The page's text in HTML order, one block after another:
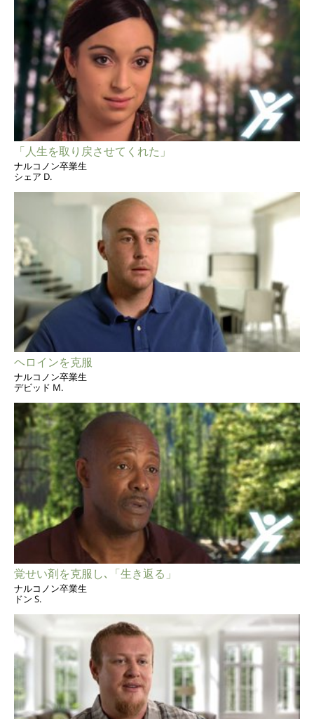
「人生を取り戻させてくれた」
ナルコノン卒業生
シェア D.
ヘロインを克服
ナルコノン卒業生
デビッド M.
覚せい剤を克服し､「生き返る」
ナルコノン卒業生
ドン S.